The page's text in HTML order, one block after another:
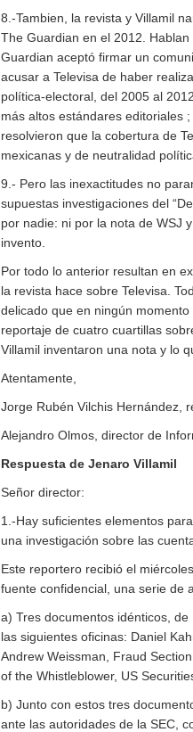
8.-Tambien, la revista y Villamil
The Guardian en el 2012.
Guardian aceptó firmar un
acusar a Televisa de haber
política-electoral, del 2005 al
más altos estándares editoriales
resolvieron que la cobertura de
mexicanas y de neutralidad
9.- Pero las inexactitudes no
supuestas investigaciones del
por nadie: ni por la nota de WSJ
invento.
Por todo lo anterior resultan en
la revista hace sobre Televisa.
delicado que en ningún
reportaje de cuatro cuartillas
Villamil inventaron una nota y lo
Atentamente,
Jorge Rubén Vilchis Hernández,
Alejandro Olmos, director de
Respuesta de Jenaro Villamil
Señor director:
1.-Hay suficientes elementos
una investigación sobre las
Este reportero recibió el
fuente confidencial, una serie de
a) Tres documentos idénticos,
las siguientes oficinas: Daniel
Andrew Weissman, Fraud
of the Whistleblower, US
b) Junto con estos tres
ante las autoridades de la SEC,